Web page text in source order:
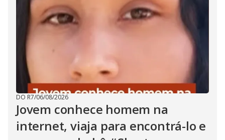
DO R7/06/08/2026
Jovem conhece homem na
internet, viaja para encontrá-lo e